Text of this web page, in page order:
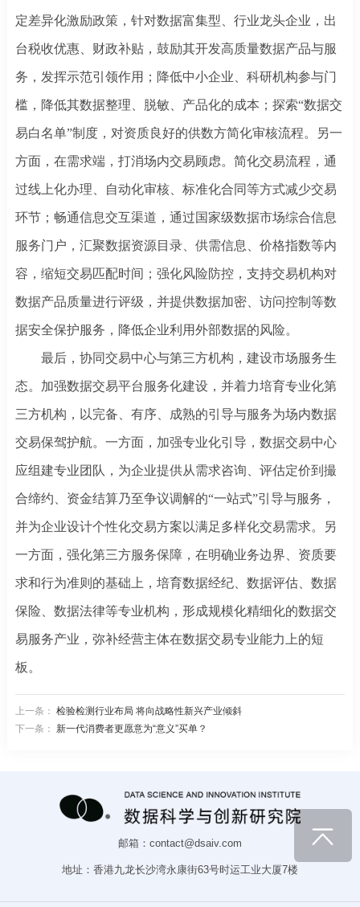
定差异化激励政策，针对数据富集型、行业龙头企业，出
台税收优惠、财政补贴，鼓励其开发高质量数据产品与服
务，发挥示范引领作用；降低中小企业、科研机构参与门
槛，降低其数据整理、脱敏、产品化的成本；探索“数据交
易白名单”制度，对资质良好的供数方简化审核流程。另一
方面，在需求端，打消场内交易顾虑。简化交易流程，通
过线上化办理、自动化审核、标准化合同等方式减少交易
环节；畅通信息交互渠道，通过国家级数据市场综合信息
服务门户，汇聚数据资源目录、供需信息、价格指数等内
容，缩短交易匹配时间；强化风险防控，支持交易机构对
数据产品质量进行评级，并提供数据加密、访问控制等数
据安全保护服务，降低企业利用外部数据的风险。
最后，协同交易中心与第三方机构，建设市场服务生
态。加强数据交易平台服务化建设，并着力培育专业化第
三方机构，以完备、有序、成熟的引导与服务为场内数据
交易保驾护航。一方面，加强专业化引导，数据交易中心
应组建专业团队，为企业提供从需求咨询、评估定价到撮
合缔约、资金结算乃至争议调解的“一站式”引导与服务，
并为企业设计个性化交易方案以满足多样化交易需求。另
一方面，强化第三方服务保障，在明确业务边界、资质要
求和行为准则的基础上，培育数据经纪、数据评估、数据
保险、数据法律等专业机构，形成规模化精细化的数据交
易服务产业，弥补经营主体在数据交易专业能力上的短
板。
上一条： 检验检测行业布局 将向战略性新兴产业倾斜
下一条： 新一代消费者更愿意为“意义”买单？
邮箱：contact@dsaiv.com
地址：香港九龙长沙湾永康街63号时运工业大厦7楼